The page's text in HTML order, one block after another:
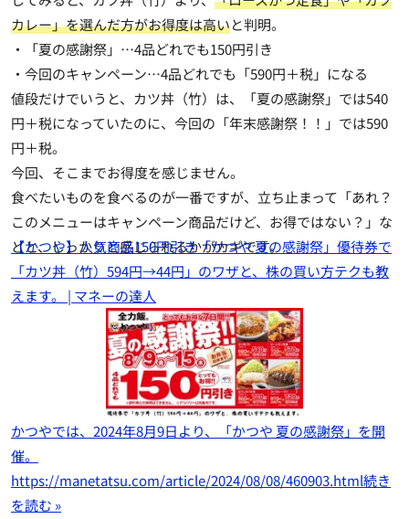
カレー」を選んだ方がお得度は高いと判明。
・「夏の感謝祭」…4品どれでも150円引き
・今回のキャンペーン…4品どれでも「590円＋税」になる
値段だけでいうと、カツ丼（竹）は、「夏の感謝祭」では540
円＋税になっていたのに、今回の「年末感謝祭！！」では590
円＋税。
今回、そこまでお得度を感じません。
食べたいものを食べるのが一番ですが、立ち止まって「あれ？
このメニューはキャンペーン商品だけど、お得ではない？」な
どと、しっかりと感じられるかがカギです。
【かつや】人気商品150円引き「かつや 夏の感謝祭」優待券で
「カツ丼（竹）594円→44円」のワザと、株の買い方テクも教
えます。 | マネーの達人
かつやでは、2024年8月9日より、「かつや 夏の感謝祭」を開
催。
https://manetatsu.com/article/2024/08/08/460903.html続き
を読む »